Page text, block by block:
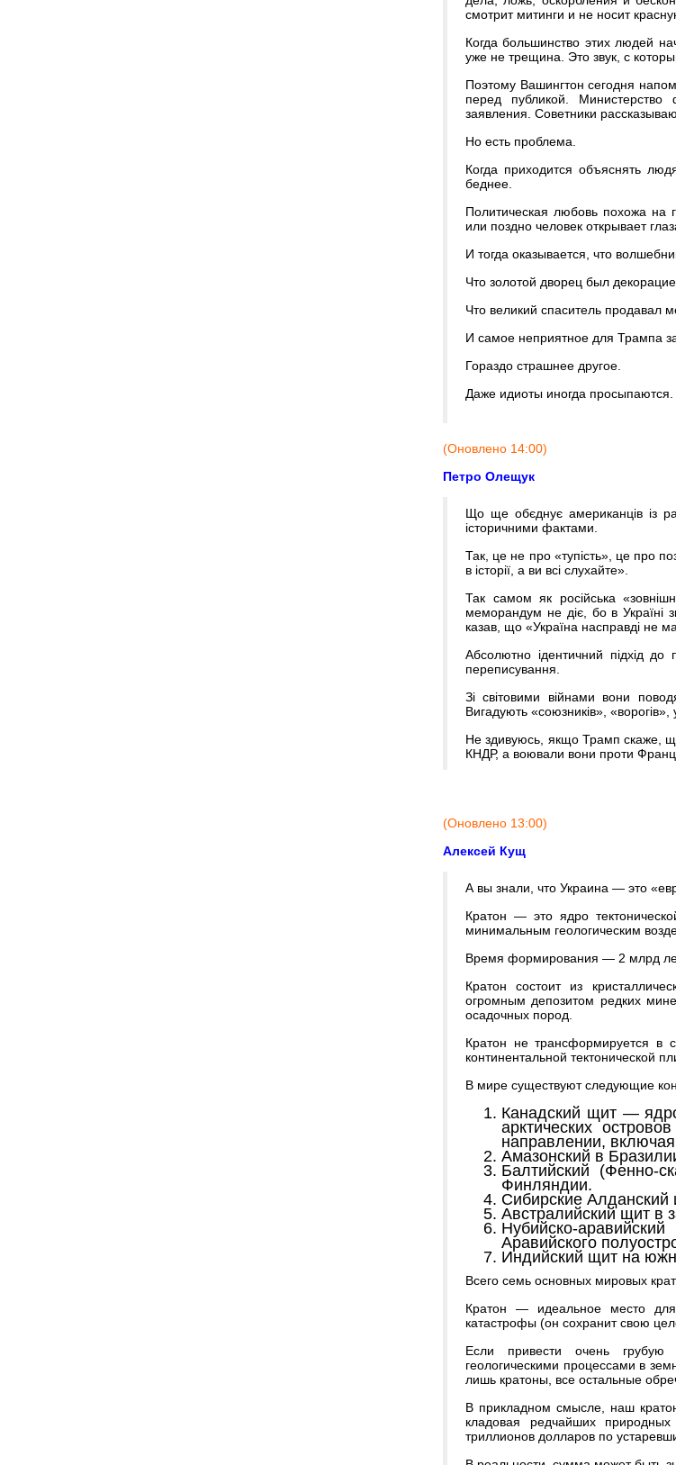
смотрит митинги и не носит
Когда большинство этих людей
уже не трещина. Это звук, с
Поэтому Вашингтон сегодня
перед публикой. Министерство
заявления. Советники
Но есть проблема.
Когда приходится объяснять
беднее.
Политическая любовь похожа на
или поздно человек открывает
И тогда оказывается, что
Что золотой дворец был
Что великий спаситель продавал
И самое неприятное для Трампа
Гораздо страшнее другое.
Даже идиоты иногда
(Оновлено 14:00)
Петро Олещук
Що ще обєднує американців із
історичними фактами.
Так, це не про «тупість», це про
в історії, а ви всі слухайте».
Так самом як російська
меморандум не діє, бо в Україні
казав, що «Україна насправді не
Абсолютно ідентичний підхід до
переписування.
Зі світовими війнами вони
Вигадують «союзників», «ворогів»,
Не здивуюсь, якщо Трамп скаже,
КНДР, а воювали вони проти
(Оновлено 13:00)
Алексей Кущ
А вы знали, что Украина — это
Кратон — это ядро
минимальным геологическим
Время формирования — 2 млрд
Кратон состоит из
огромным депозитом редких
осадочных пород.
Кратон не трансформируется в
континентальной тектонической
В мире существуют следующие
Канадский щит —
арктических
направлении,
Амазонский в
Балтийский (Фенно-
Финляндии.
Сибирские
Австралийский щит в
Нубийско-
Аравийского
Индийский щит на
Всего семь основных мировых
Кратон — идеальное место для
катастрофы (он сохранит свою
Если привести очень грубую
геологическими процессами в
лишь кратоны, все остальные
В прикладном смысле, наш
кладовая редчайших природных
триллионов долларов по